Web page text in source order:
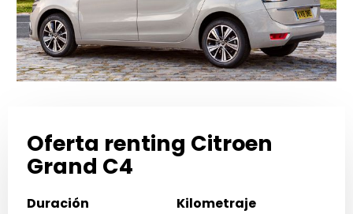
Oferta renting Citroen
Grand C4
Duración Kilometraje